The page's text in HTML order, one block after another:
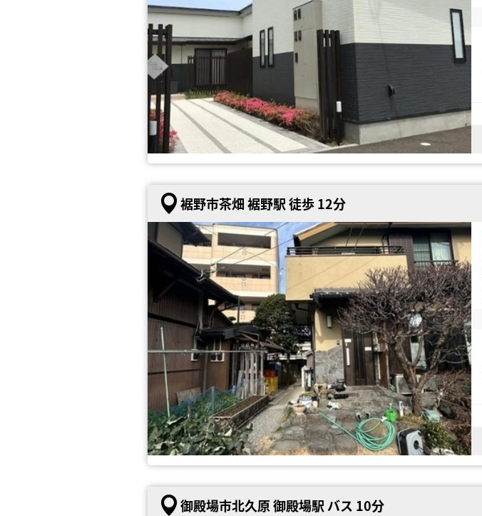
裾野市茶畑 裾野駅 徒歩 12分
御殿場市北久原 御殿場駅 バス 10分